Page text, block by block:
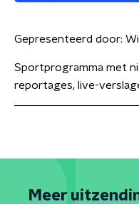
Gepresenteerd door:
Sportprogramma met
reportages, live-
Meer